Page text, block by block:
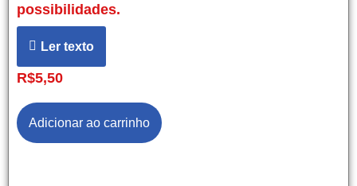
possibilidades.
Ler texto
R$5,50
Adicionar ao carrinho